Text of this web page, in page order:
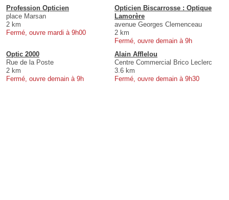
Profession Opticien
place Marsan
2 km
Fermé, ouvre mardi à 9h00
Opticien Biscarrosse : Optique
Lamorère
avenue Georges Clemenceau
2 km
Fermé, ouvre demain à 9h
Optic 2000
Rue de la Poste
2 km
Fermé, ouvre demain à 9h
Alain Afflelou
Centre Commercial Brico Leclerc
3.6 km
Fermé, ouvre demain à 9h30